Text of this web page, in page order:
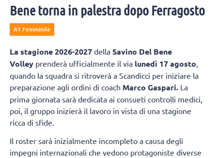
Bene torna in palestra dopo Ferragosto
A1 Femminile
La stagione 2026-2027 della Savino Del Bene
Volley prenderà ufficialmente il via lunedì 17 agosto
quando la squadra si ritroverà a Scandicci per iniziare la
preparazione agli ordini di coach Marco Gaspari. La
prima giornata sarà dedicata ai consueti controlli medici,
poi, il gruppo inizierà il lavoro in vista di una stagione
ricca di sfide.
Il roster sarà inizialmente incompleto a causa degli
impegni internazionali che vedono protagoniste diverse